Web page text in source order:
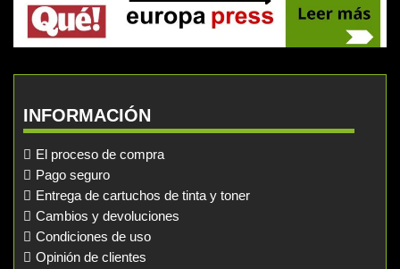
INFORMACIÓN
El proceso de compra
Pago seguro
Entrega de cartuchos de tinta y toner
Cambios y devoluciones
Condiciones de uso
Opinión de clientes